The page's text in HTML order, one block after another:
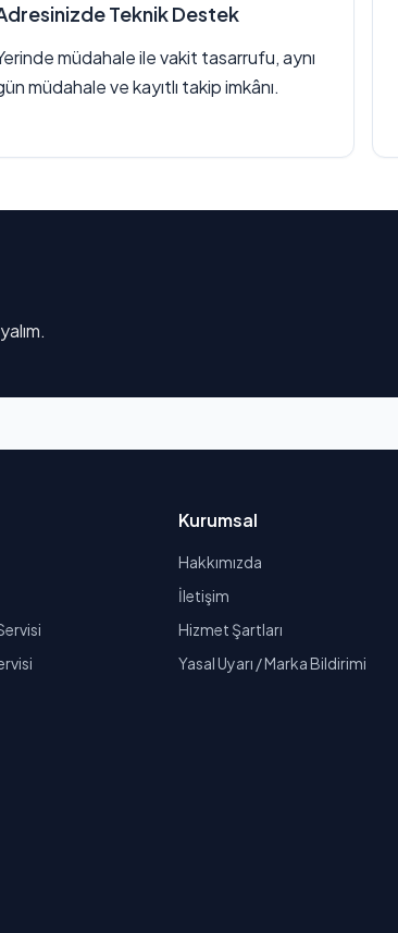
Teknik Destek
müdahale ile vakit tasarrufu, aynı
müdahale ve kayıtlı takip imkânı.
Kurumsal
Hakkımızda
İletişim
Hizmet Şartları
Yasal Uyarı / Marka Bildirimi